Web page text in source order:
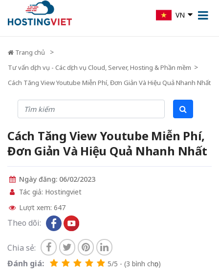
VN
Trang chủ
Tư vấn dịch vụ - Các dịch vụ Cloud, Server, Hosting & Phần mềm
Cách Tăng View Youtube Miễn Phí, Đơn Giản Và Hiệu Quả Nhanh Nhất
Cách Tăng View Youtube Miễn Phí,
Đơn Giản Và Hiệu Quả Nhanh Nhất
Ngày đăng: 06/02/2023
Tác giả: Hostingviet
Lượt xem: 647
Theo dõi:
Chia sẻ:
Đánh giá:
5/5 - (3 bình chọn)